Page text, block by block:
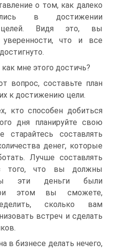
о том, как далеко
в достижении
целей. Видя это, вы
уверенности, что и все
мне этого достичь?
вопрос, составьте план
к достижению цели.
кто способен добиться
дня планируйте свою
старайтесь составлять
денег, которые
Лучше составлять
того, что вы должны
эти деньги были
этом вы сможете,
сколько вам
встреч и сделать
в бизнесе делать нечего,